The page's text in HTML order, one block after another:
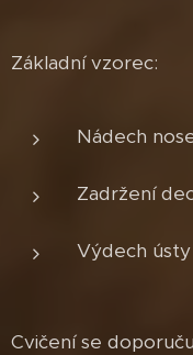
Základní vzorec:
Nádech
Zadržení
Výdech
Cvičení se